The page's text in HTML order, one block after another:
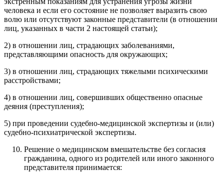
человека и если его состояние не позволяет выразить свою
волю или отсутствуют законные представители (в отношении
лиц, указанных в части 2 настоящей статьи);
2) в отношении лиц, страдающих заболеваниями,
представляющими опасность для окружающих;
3) в отношении лиц, страдающих тяжелыми психическими
расстройствами;
4) в отношении лиц, совершивших общественно опасные
деяния (преступления);
5) при проведении судебно-медицинской экспертизы и (или)
судебно-психиатрической экспертизы.
Решение о медицинском вмешательстве без согласия
гражданина, одного из родителей или иного законного
представителя принимается: